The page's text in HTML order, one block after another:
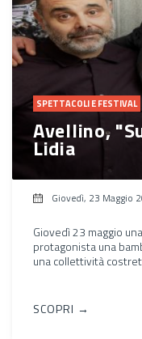
SPETTACOLI E FESTIVAL
Avellino,
Lidia
Giovedì, 23 Maggio
Giovedì 23 maggio
protagonista una
una collettività
SCOPRI →